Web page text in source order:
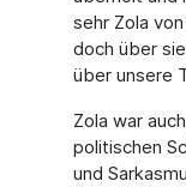
sehr Zola
doch über
über unsere
Zola war
politischen
und